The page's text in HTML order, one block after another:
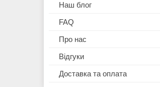
Наш блог
FAQ
Про нас
Відгуки
Доставка та оплата